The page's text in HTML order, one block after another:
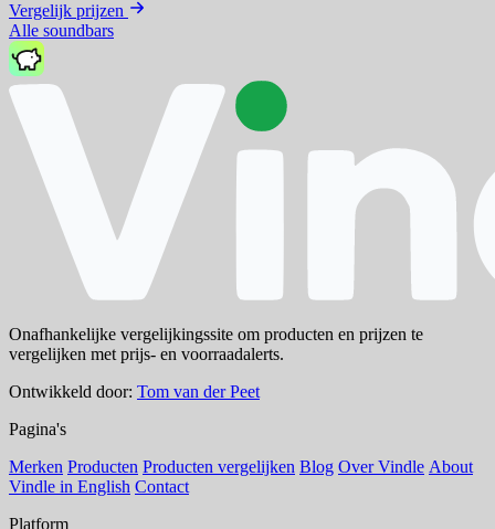
Vergelijk prijzen
Alle soundbars
Onafhankelijke vergelijkingssite om producten en prijzen te
vergelijken met prijs- en voorraadalerts.
Ontwikkeld door: Tom van der Peet
Pagina's
Merken Producten Producten vergelijken Blog Over Vindle About
Vindle in English Contact
Platform